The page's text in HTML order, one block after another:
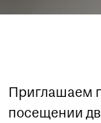
Приглашаем
посещении